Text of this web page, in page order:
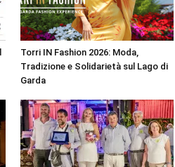
Torri IN Fashion 2026: Moda,
Tradizione e Solidarietà sul Lago di
Garda